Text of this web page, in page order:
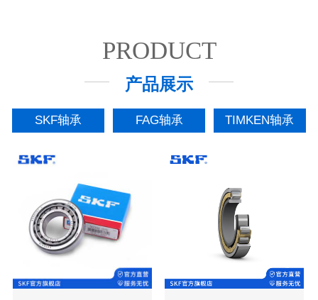
PRODUCT
产品展示
SKF轴承 FAG轴承 TIMKEN轴承